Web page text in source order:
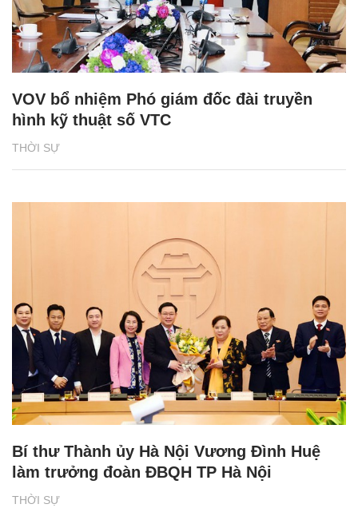
THỜI SỰ
VOV bổ nhiệm Phó giám đốc đài truyền
hình kỹ thuật số VTC
THỜI SỰ
Bí thư Thành ủy Hà Nội Vương Đình Huệ
làm trưởng đoàn ĐBQH TP Hà Nội